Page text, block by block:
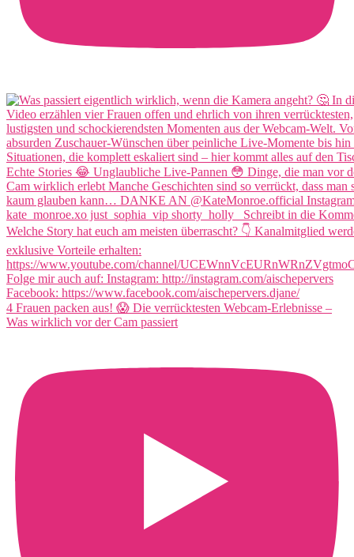
4 Frauen packen aus! 😱 Die verrücktesten Webcam-Erlebnisse –
Was wirklich vor der Cam passiert